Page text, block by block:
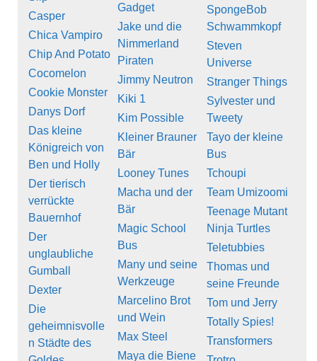
Casper
Chica Vampiro
Chip And Potato
Cocomelon
Cookie Monster
Danys Dorf
Das kleine
Königreich von
Ben und Holly
Der tierisch
verrückte
Bauernhof
Der
unglaubliche
Gumball
Dexter
Die
geheimnisvolle
n Städte des
Gadget
Jake und die
Nimmerland
Piraten
Jimmy Neutron
Kiki 1
Kim Possible
Kleiner Brauner
Bär
Looney Tunes
Macha und der
Bär
Magic School
Bus
Many und seine
Werkzeuge
Marcelino Brot
und Wein
Max Steel
Maya die Biene
SpongeBob
Schwammkopf
Steven
Universe
Stranger Things
Sylvester und
Tweety
Tayo der kleine
Bus
Tchoupi
Team Umizoomi
Teenage Mutant
Ninja Turtles
Teletubbies
Thomas und
seine Freunde
Tom und Jerry
Totally Spies!
Transformers